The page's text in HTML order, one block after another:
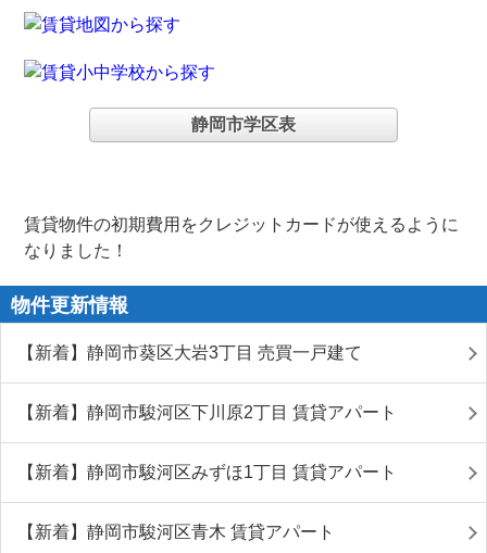
静岡市学区表
賃貸物件の初期費用をクレジットカードが使えるように
なりました！
物件更新情報
【新着】静岡市葵区大岩3丁目 売買一戸建て
【新着】静岡市駿河区下川原2丁目 賃貸アパート
【新着】静岡市駿河区みずほ1丁目 賃貸アパート
【新着】静岡市駿河区青木 賃貸アパート